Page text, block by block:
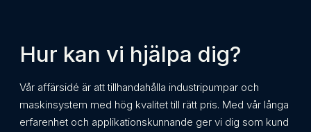
Hur kan vi hjälpa dig?
Vår affärsidé är att tillhandahålla industripumpar och
maskinsystem med hög kvalitet till rätt pris. Med vår långa
erfarenhet och applikationskunnande ger vi dig som kund